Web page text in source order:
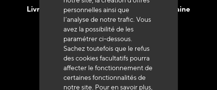
personnelles ainsi que
l’analyse de notre trafic. Vous
avez la possibilité de les
paramétrer ci-dessous.
Sachez toutefois que le refus
des cookies facultatifs pourra
affecter le fonctionnement de
certaines fonctionnalités de
notre site. Pour en savoir plus,
Livraison en 48h à 72h en France Métropolitaine
Franco de port
à 250 euros*